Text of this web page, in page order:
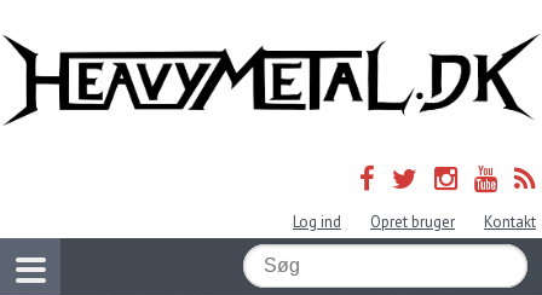
Log ind Opret bruger Kontakt